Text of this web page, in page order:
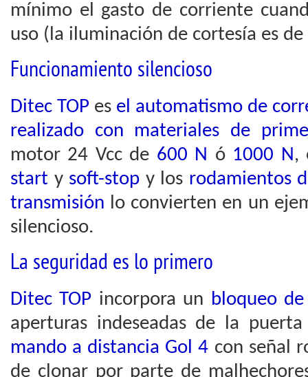
mínimo el gasto de corriente
uso (la iluminación de cortesía es
Funcionamiento silencioso
Ditec TOP es el automatismo de
realizado con materiales de
motor 24 Vcc de 600 N ó 1000 N,
start ysoft-stop y los rodamientos
transmisión lo convierten en un
silencioso.
La seguridad es lo primero
Ditec TOP incorpora un bloqueo
aperturas indeseadas de la
mando a distancia Gol 4 con señal
de clonar por parte de